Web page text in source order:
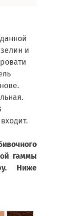
и
гаммы
Ниже